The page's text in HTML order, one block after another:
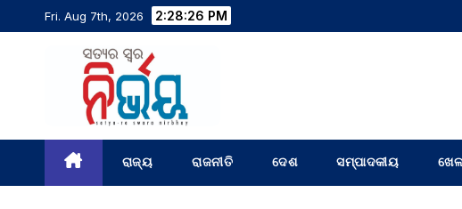
Fri. Aug 7th, 2026 2:28:27 PM
ରାଜ୍ୟ ରାଜନୀତି ଦେଶ ସମ୍ପାଦକୀୟ ଖେଳ